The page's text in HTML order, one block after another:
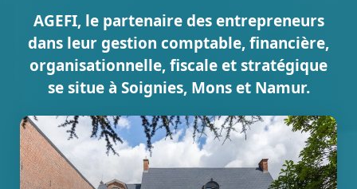
AGEFI, le partenaire des entrepreneurs
dans leur gestion comptable, financière,
organisationnelle, fiscale et stratégique
se situe à Soignies, Mons et Namur.